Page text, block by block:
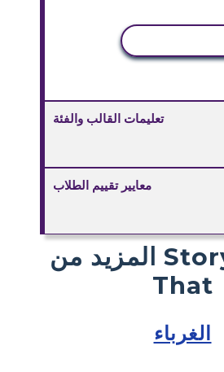
تعليمات القالب والفئة
معايير تقييم الطلاب
المزيد من Storyboard
That
الغرباء